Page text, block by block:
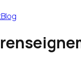
Blog